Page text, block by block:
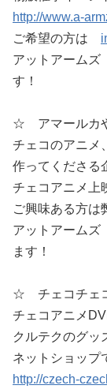
http://www.a-
ご希望の方は
アットアームズ
す！
☆ アマールカ
チェコのアニメ
作ってくださる
チェコアニメ上
ご興味ある方
アットアームズ
ます！
☆ チェコチェ
チェコアニメ
クルテクのグッ
ネットショップ
http://czech-